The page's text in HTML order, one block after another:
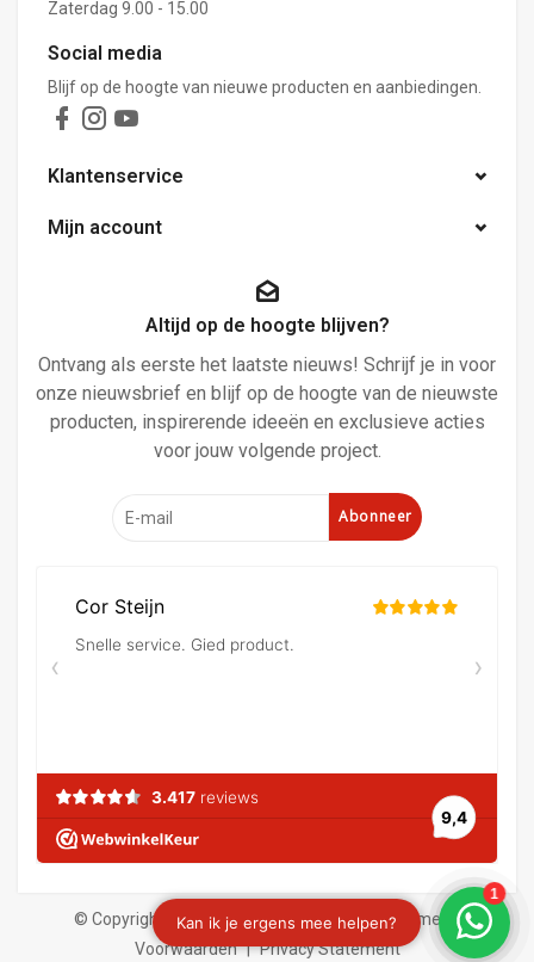
Zaterdag 9.00 - 15.00
Social media
Blijf op de hoogte van nieuwe producten en aanbiedingen.
Klantenservice
Mijn account
Altijd op de hoogte blijven?
Ontvang als eerste het laatste nieuws! Schrijf je in voor
onze nieuwsbrief en blijf op de hoogte van de nieuwste
producten, inspirerende ideeën en exclusieve acties
voor jouw volgende project.
Abonneer
© Copyright 2026 Verf en behangland | Algemene
Voorwaarden | Privacy Statement